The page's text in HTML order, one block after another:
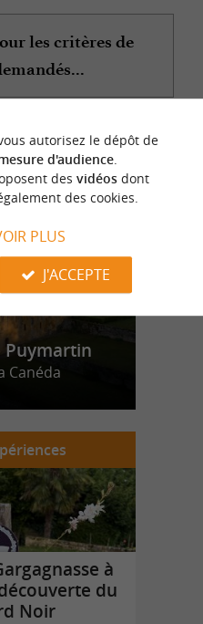
les critères de
n
o
t
r
e
c
o
u
p
d
e
c
o
e
u
r
Puymartin
Canéda
à
du
Noir
autorisez le dépôt de
d'audience.
des vidéosdont
des cookies.
PLUS
J'ACCEPTE